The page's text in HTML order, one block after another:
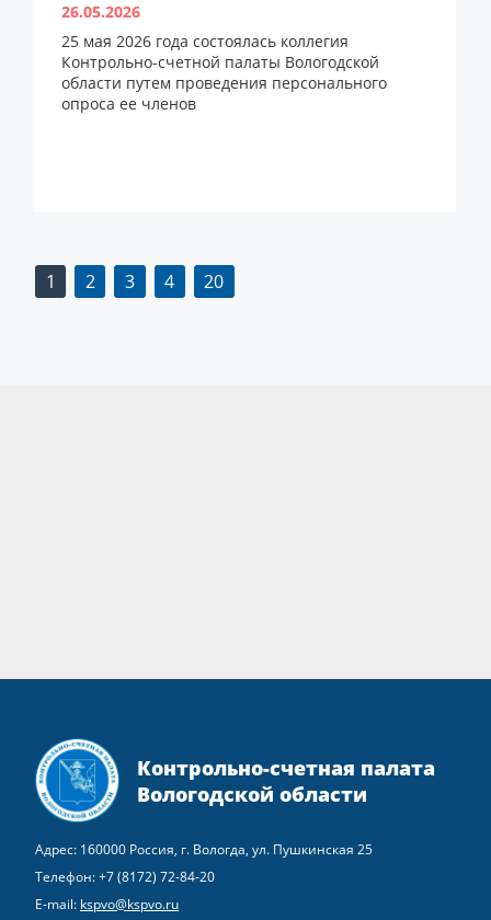
26.05.2026
25 мая 2026 года состоялась коллегия
Контрольно-счетной палаты Вологодской
области путем проведения персонального
опроса ее членов
1 2 3 4 20
Контрольно-счетная палата
Вологодской области
Адрес: 160000 Россия, г. Вологда, ул. Пушкинская 25
Телефон:+7 (8172) 72-84-20
E-mail: kspvo@kspvo.ru